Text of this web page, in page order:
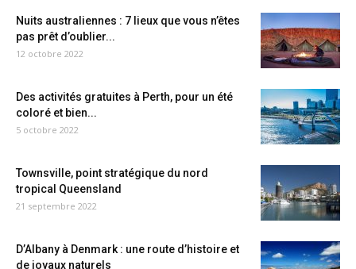
Nuits australiennes : 7 lieux que vous n’êtes
pas prêt d’oublier...
12 octobre 2022
Des activités gratuites à Perth, pour un été
coloré et bien...
5 octobre 2022
Townsville, point stratégique du nord
tropical Queensland
21 septembre 2022
D’Albany à Denmark : une route d’histoire et
de joyaux naturels